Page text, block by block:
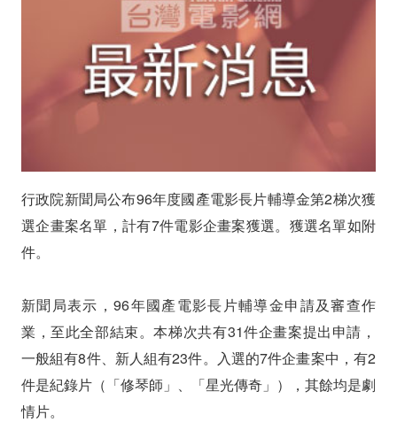
選
畫
案行政院新聞局公布96年度國產電影長片輔導金第2梯次獲
選企畫案名單，計有7件電影企畫案獲選。獲選名單如附
件。
新聞局表示，96年國產電影長片輔導金申請及審查作
業，至此全部結束。本梯次共有31件企畫案提出申請，
一般組有8件、新人組有23件。入選的7件企畫案中，有2
件是紀錄片（「修琴師」、「星光傳奇」），其餘均是劇
情片。